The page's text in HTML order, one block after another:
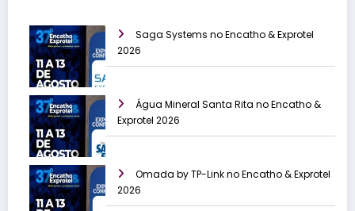
Saga Systems no Encatho & Exprotel
2026
Água Mineral Santa Rita no Encatho &
Exprotel 2026
Omada by TP-Link no Encatho & Exprotel
2026